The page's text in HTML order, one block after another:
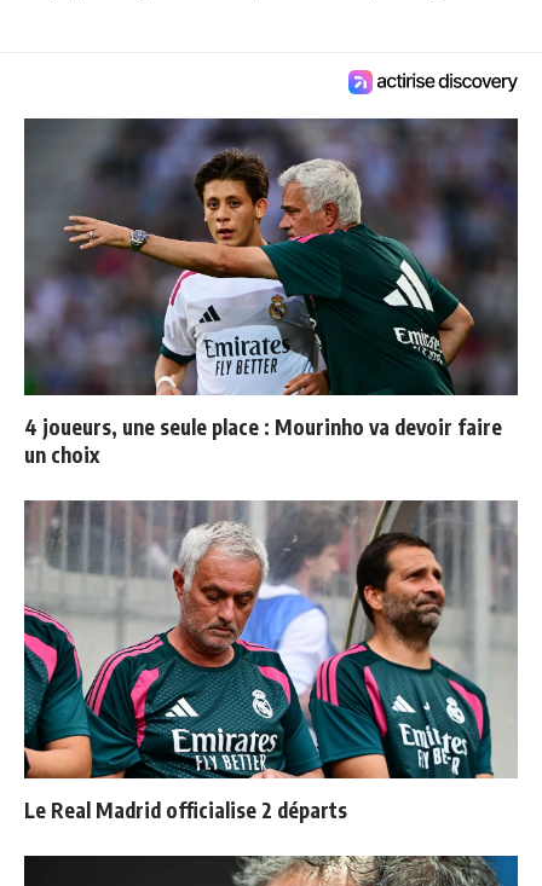
4 joueurs, une seule place : Mourinho va devoir faire
un choix
Le Real Madrid officialise 2 départs